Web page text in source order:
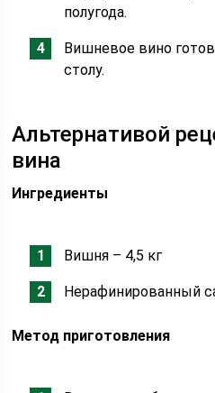
полугода.
Вишневое вино
столу.
Альтернативой
вина
Ингредиенты
Вишня – 4,5 кг
Нерафинированный
Метод приготовления